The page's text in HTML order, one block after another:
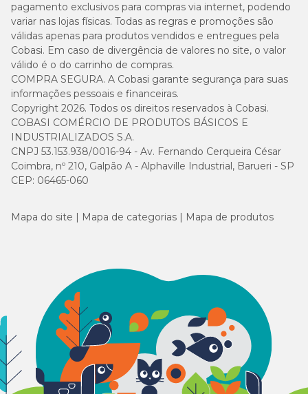
pagamento exclusivos para compras via internet, podendo
variar nas lojas físicas. Todas as regras e promoções são
válidas apenas para produtos vendidos e entregues pela
Cobasi. Em caso de divergência de valores no site, o valor
válido é o do carrinho de compras.
COMPRA SEGURA. A Cobasi garante segurança para suas
informações pessoais e financeiras.
Copyright 2026. Todos os direitos reservados à Cobasi.
COBASI COMÉRCIO DE PRODUTOS BÁSICOS E
INDUSTRIALIZADOS S.A.
CNPJ 53.153.938/0016-94 - Av. Fernando Cerqueira César
Coimbra, nº 210, Galpão A - Alphaville Industrial, Barueri - SP
CEP: 06465-060
Mapa do site Mapa de categorias Mapa de produtos